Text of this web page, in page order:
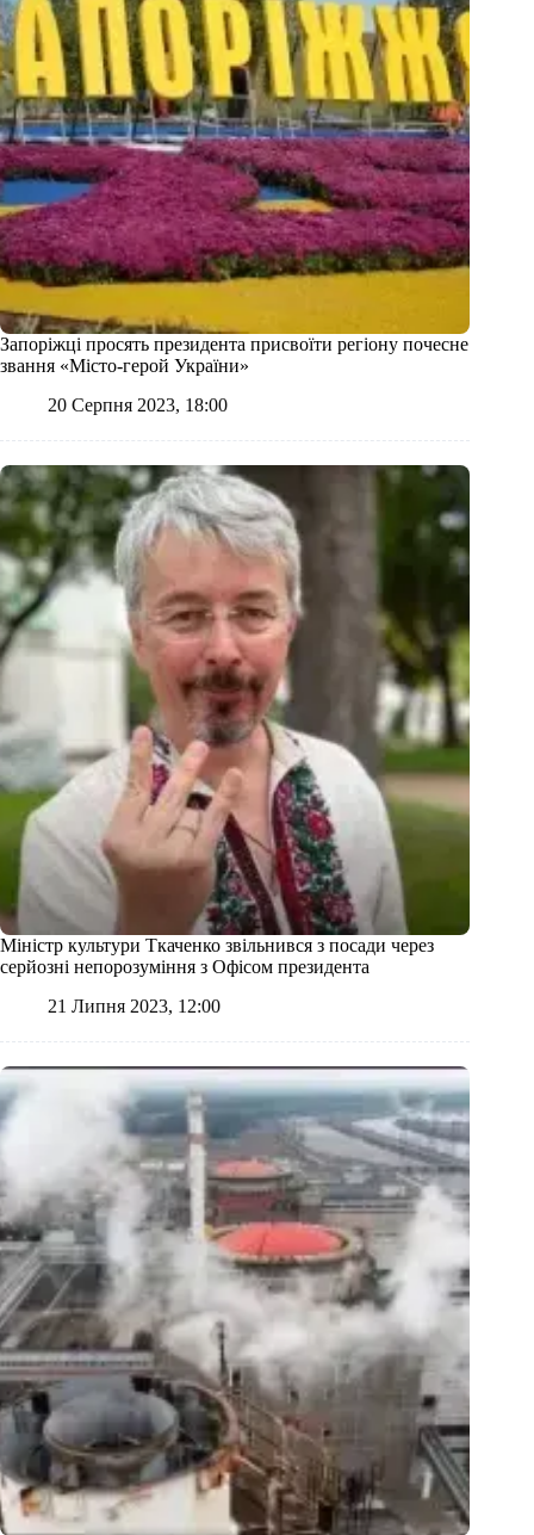
Запоріжці просять президента присвоїти регіону почесне
звання «Місто-герой України»
20 Серпня 2023, 18:00
Міністр культури Ткаченко звільнився з посади через
серйозні непорозуміння з Офісом президента
21 Липня 2023, 12:00